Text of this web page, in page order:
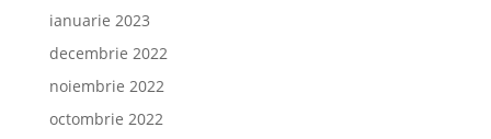
ianuarie 2023
decembrie 2022
noiembrie 2022
octombrie 2022